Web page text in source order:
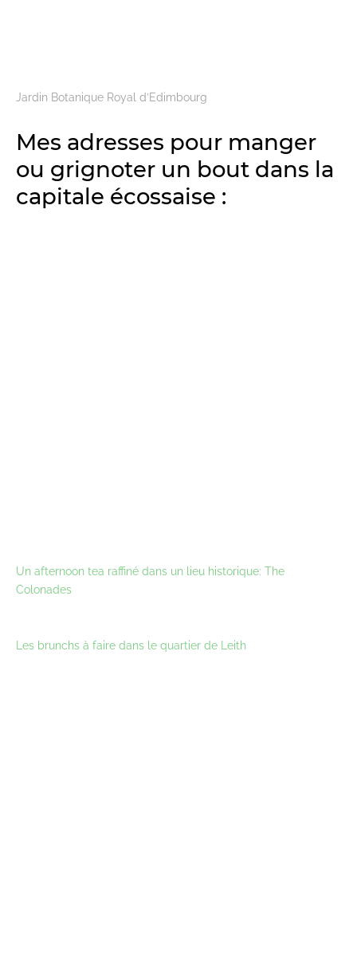
Jardin Botanique Royal d’Edimbourg
Mes adresses pour manger
ou grignoter un bout dans la
capitale écossaise :
Un afternoon tea raffiné dans un lieu historique: The
Colonades
Les brunchs à faire dans le quartier de Leith